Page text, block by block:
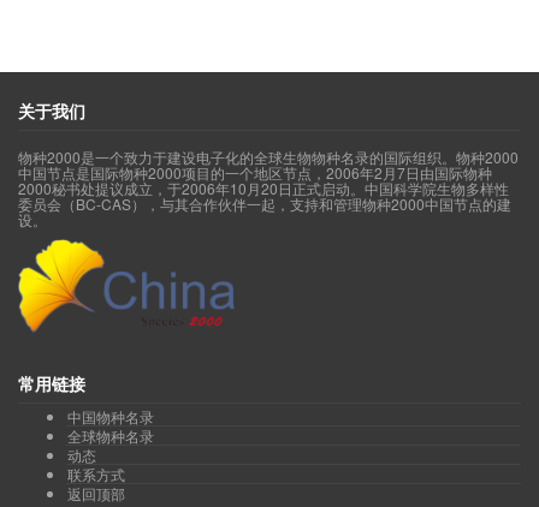
关于我们
物种2000是一个致力于建设电子化的全球生物物种名录的国际组织。物种2000
中国节点是国际物种2000项目的一个地区节点，2006年2月7日由国际物种
2000秘书处提议成立，于2006年10月20日正式启动。中国科学院生物多样性
委员会（BC-CAS），与其合作伙伴一起，支持和管理物种2000中国节点的建
设。
常用链接
中国物种名录
全球物种名录
动态
联系方式
返回顶部